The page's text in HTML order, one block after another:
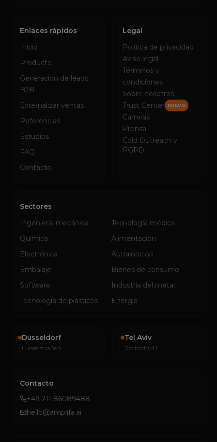
Enlaces rápidos
Inicio
Producto
Generación de leads
B2B
Externalizar ventas
Referencias
Estudios
FAQ
Contacto
Legal
Política de privacidad
Aviso legal
Términos y
condiciones
Sobre nosotros
Trust Center
NUEVO
Carreras
Prensa
Cold Outreach y
RGPD
Sectores
Ingeniería mecánica
Tecnología médica
Química
Alimentación
Electrónica
Automoción
Embalaje
Bienes de consumo
Software
Industria del metal
Tecnología de plásticos
Energía
Düsseldorf
Luisenstraße 9
Tel Aviv
Rothschild 1
Contacto
+49 211 86089488
hello@amplifa.ai